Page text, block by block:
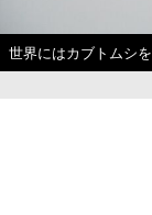
世界にはカブトムシ